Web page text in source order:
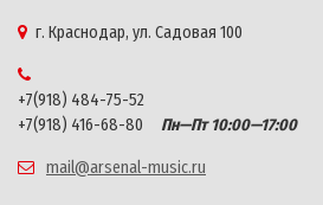
г. Краснодар, ул. Садовая 100
+7(918) 484-75-52
+7(918) 416-68-80
Пн—Пт 10:00—17:00
mail@arsenal-music.ru